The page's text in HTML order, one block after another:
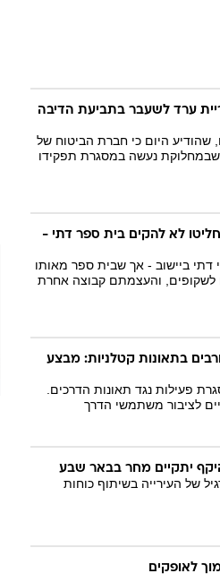
ערד לשעבר בתביעת הדיבה
שהודיע היום כי חברת הביטוח של
נעשה במסגרת תפקידו
לא להקים בית ספר דתי -
ביישוב - אך שבית ספר מאותו
לשקופים, והעצמתם קבוצה אחרת
בתאונות קטלניות: מבצע
מעל 130 דו"חות במסגרת פעילות נגד תאונות הדרכים.
לציבור משתמשי הדרך
יתקיים מחר בבאר שבע
של העירייה בשיתוף כוחות
לאופקים